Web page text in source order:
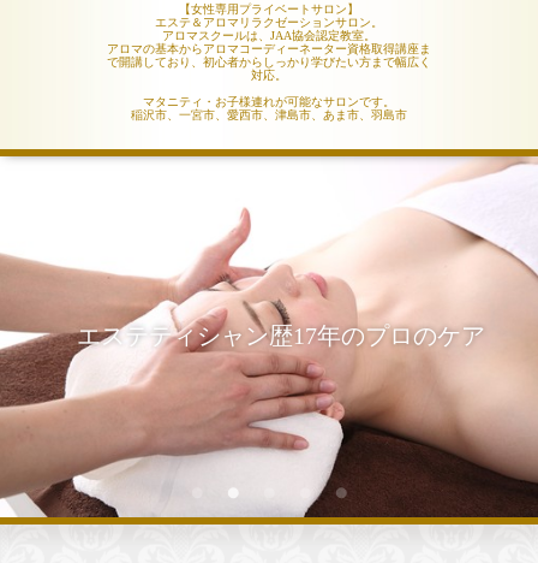
【女性専用プライベートサロン】
エステ＆アロマリラクゼーションサロン。
アロマスクールは、JAA協会認定教室。
アロマの基本からアロマコーディーネーター資格取得講座ま
で開講しており、初心者からしっかり学びたい方まで幅広く
対応。
マタニティ・お子様連れが可能なサロンです。
稲沢市、一宮市、愛西市、津島市、あま市、羽島市
エステティシャン歴17年のプロのケア